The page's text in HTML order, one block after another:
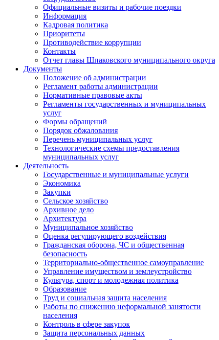
Официальные визиты и рабочие поездки
Информация
Кадровая политика
Приоритеты
Противодействие коррупции
Контакты
Отчет главы Шпаковского муниципального округа
Документы
Положение об администрации
Регламент работы администрации
Нормативные правовые акты
Регламенты государственных и муниципальных
услуг
Формы обращений
Порядок обжалования
Перечень муниципальных услуг
Технологические схемы предоставления
муниципальных услуг
Деятельность
Государственные и муниципальные услуги
Экономика
Закупки
Сельское хозяйство
Архивное дело
Архитектура
Муниципальное хозяйство
Оценка регулирующего воздействия
Гражданская оборона, ЧС и общественная
безопасность
Территориально-общественное самоуправление
Управление имуществом и землеустройство
Культура, спорт и молодежная политика
Образование
Труд и социальная защита населения
Работы по снижению неформальной занятости
населения
Контроль в сфере закупок
Защита персональных данных